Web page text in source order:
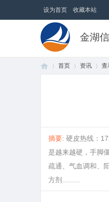
设为首页 收藏本站
金湖
首页 资讯 查
摘要: 硬皮热线：
是越来越硬，手脚
疏通、气血调和、
方剂.........